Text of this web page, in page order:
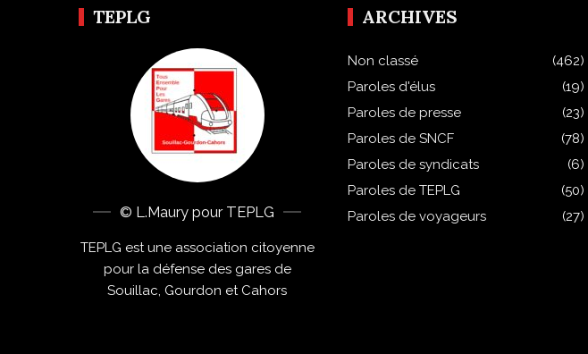
TEPLG
© L.Maury pour TEPLG
TEPLG est une association citoyenne
pour la défense des gares de
Souillac, Gourdon et Cahors
ARCHIVES
Non classé
(462)
Paroles d'élus
(19)
Paroles de presse
(23)
Paroles de SNCF
(78)
Paroles de syndicats
(6)
Paroles de TEPLG
(50)
Paroles de voyageurs
(27)